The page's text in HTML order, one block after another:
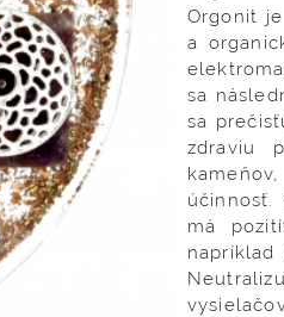
Orgonit
a
sa
sa
zdraviu
má